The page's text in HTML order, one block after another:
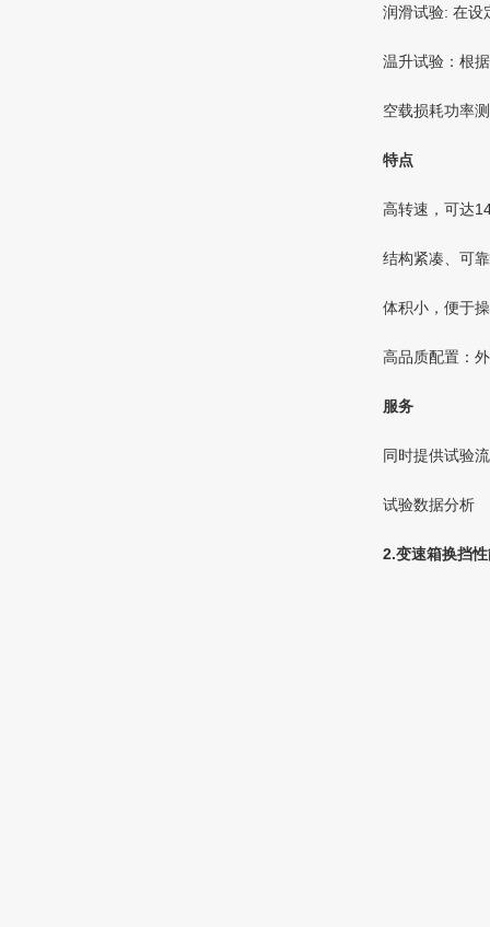
润滑试验: 在设
温升试验：根
空载损耗功率
特点
高转速，可达
结构紧凑、可
体积小，便于
高品质配置：
服务
同时提供试验
试验数据分析
2.变速箱换挡